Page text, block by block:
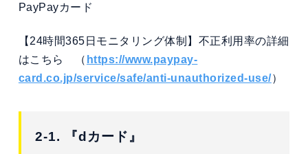
PayPayカード
【24時間365日モニタリング体制】不正利用率の詳細
はこちら （ https://www.paypay-
card.co.jp/service/safe/anti-unauthorized-use/）
2-1. 『dカード』